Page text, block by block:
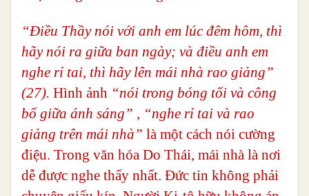
“Điều Thầy nói với anh em lúc đêm hôm, thì
hãy nói ra giữa ban ngày; và điều anh em
nghe rỉ tai, thì hãy lên mái nhà rao giảng”
(27). Hình ảnh “nói trong bóng tối và công
bố giữa ánh sáng” , “nghe rỉ tai và rao
giảng trên mái nhà” là một cách nói cường
điệu. Trong văn hóa Do Thái, mái nhà là nơi
dễ được nghe thấy nhất. Đức tin không phải